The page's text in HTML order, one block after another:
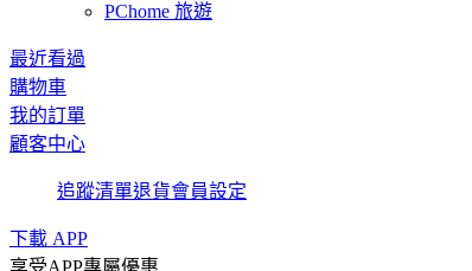
PChome 旅遊
最近看過
購物車
我的訂單
顧客中心
追蹤清單退貨會員設定
下載 APP
享受APP專屬優惠